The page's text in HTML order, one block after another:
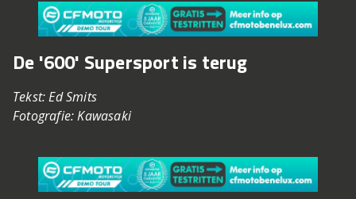
De '600' Supersport is terug
Tekst: Ed Smits
Fotografie: Kawasaki